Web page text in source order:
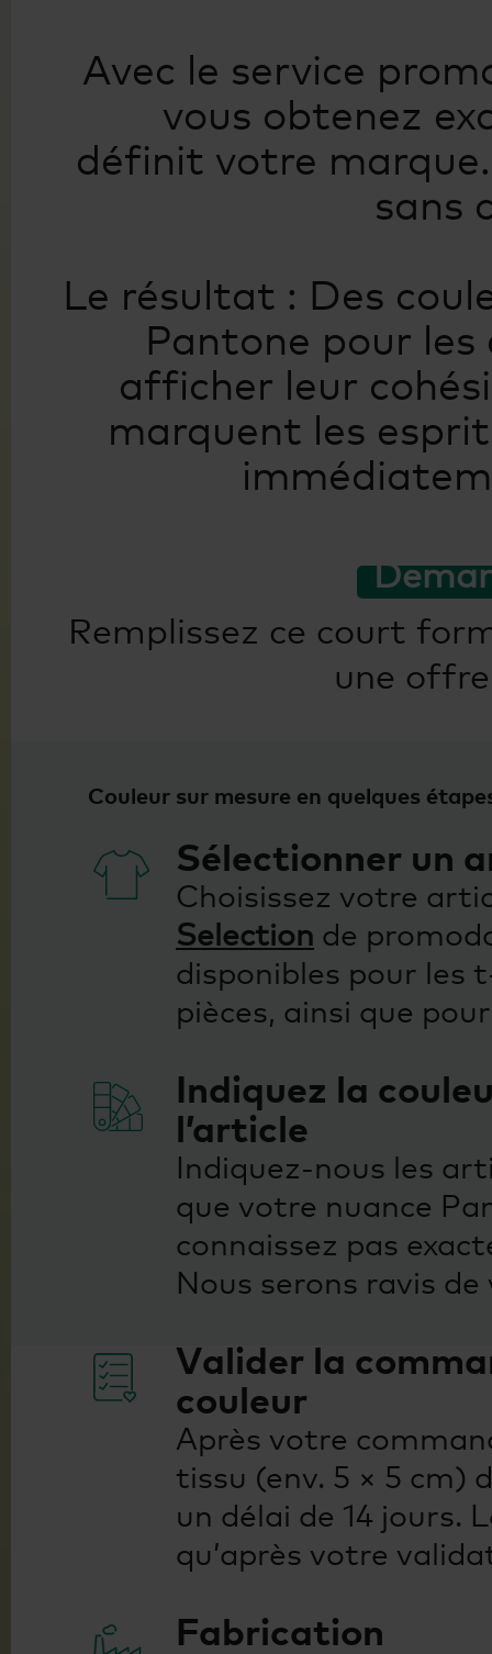
Avec le service
vous obtenez
définit votre
sans
Le résultat : Des
Pantone pour
afficher leur
marquent les
Remplissez ce court
une
Couleur sur mesure en quelques
Sélectionner un
Choisissez votre
Selection de
disponibles pour les
pièces, ainsi que
Indiquez la
l’article
Indiquez-nous les
que votre nuance
connaissez pas
Nous serons ravis
Valider la
couleur
Après votre
tissu (env. 5 × 5 cm)
un délai de 14 jours.
qu’après votre
Fabrication